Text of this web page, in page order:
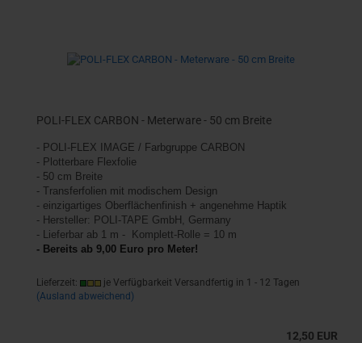
POLI-FLEX CARBON - Meterware - 50 cm Breite
- POLI-FLEX IMAGE / Farbgruppe CARBON
- Plotterbare Flexfolie
- 50 cm Breite
- Transferfolien mit modischem Design
- einzigartiges Oberflächenfinish + angenehme Haptik
- Hersteller: POLI-TAPE GmbH, Germany
- Lieferbar ab 1 m - Komplett-Rolle = 10 m
- Bereits ab 9,00 Euro pro Meter!
Lieferzeit:
je Verfügbarkeit Versandfertig in 1 - 12 Tagen
(Ausland abweichend)
12,50 EUR